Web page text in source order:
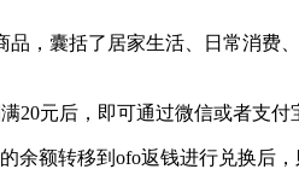
，囊括了居家生活、日常消费
元后，即可通过微信或者支付
额转移到ofo返钱进行兑换后